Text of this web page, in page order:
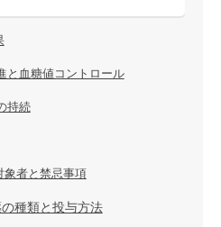
と血糖値コントロール
持続
象者と禁忌事項
種類と投与方法